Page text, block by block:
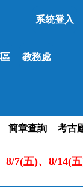
教務處
系統登入
簡章查詢
考古
8/7(五)、8/14(